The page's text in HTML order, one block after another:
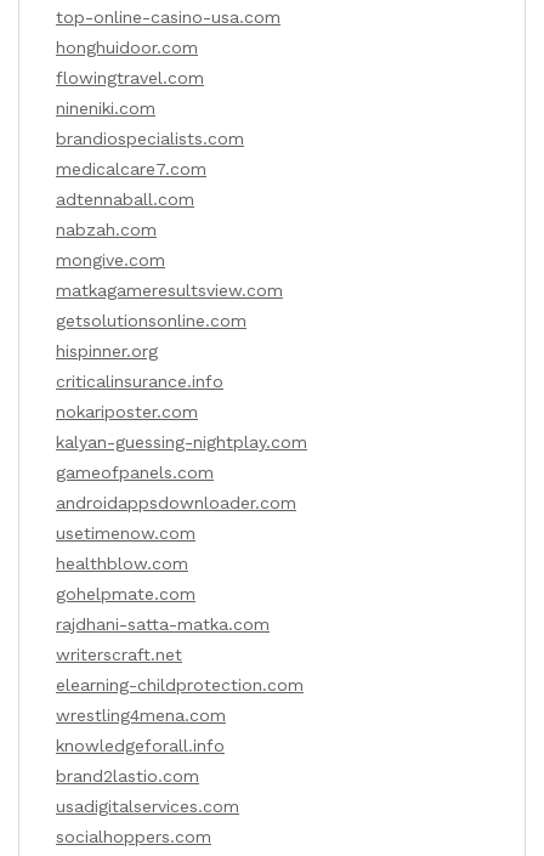
top-online-casino-usa.com
honghuidoor.com
flowingtravel.com
nineniki.com
brandiospecialists.com
medicalcare7.com
adtennaball.com
nabzah.com
mongive.com
matkagameresultsview.com
getsolutionsonline.com
hispinner.org
criticalinsurance.info
nokariposter.com
kalyan-guessing-nightplay.com
gameofpanels.com
androidappsdownloader.com
usetimenow.com
healthblow.com
gohelpmate.com
rajdhani-satta-matka.com
writerscraft.net
elearning-childprotection.com
wrestling4mena.com
knowledgeforall.info
brand2lastio.com
usadigitalservices.com
socialhoppers.com